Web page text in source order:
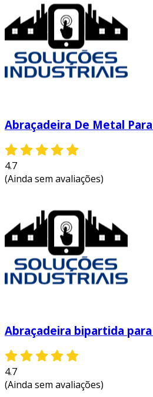
Abraçadeira De Metal
4.7
(Ainda sem avaliações)
Abraçadeira bipartida
4.7
(Ainda sem avaliações)